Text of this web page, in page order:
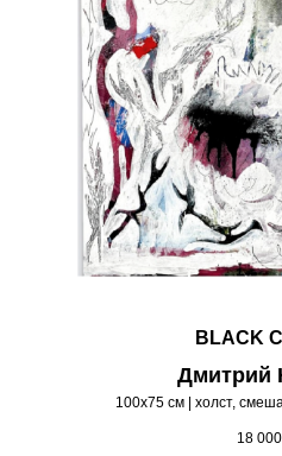
BLACK
Дмитрий
100х75 см | холст,
18 000